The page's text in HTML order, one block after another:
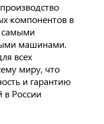
компонентов в
самыми
машинами.
всех
миру, что
и гарантию
в России